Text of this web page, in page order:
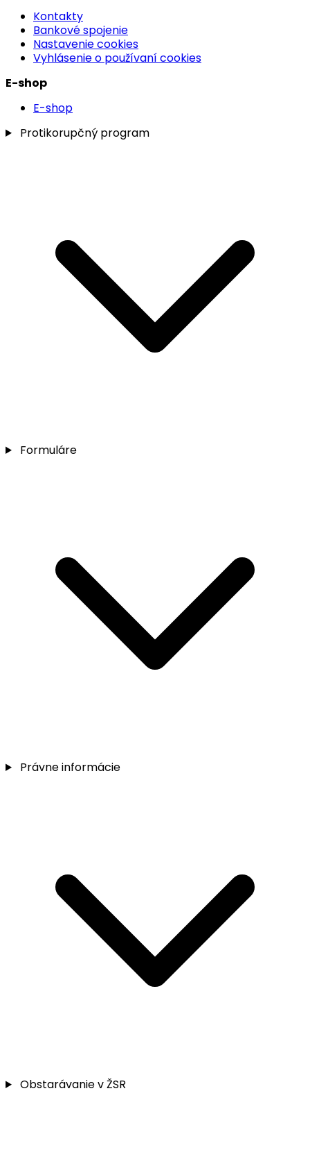
Kontakty
Bankové spojenie
Nastavenie cookies
Vyhlásenie o používaní cookies
E-shop
E-shop
Protikorupčný program
Formuláre
Právne informácie
Obstarávanie v ŽSR